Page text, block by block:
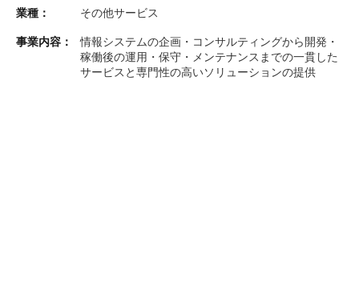
業種： その他サービス
事業内容：
情報システムの企画・コンサルティングから開発・
稼働後の運用・保守・メンテナンスまでの一貫した
サービスと専門性の高いソリューションの提供